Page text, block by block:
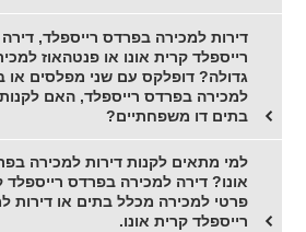
דירות למכירה בפרדס רייספלד,
רייספלד קרית אונו או פנטהאוז
גדולה? דופלקס עם שני מפלסים או
למכירה בפרדס רייספלד, האם לקנות
בתים דו משפחתיים?
למי מתאים לקנות דירות למכירה
אונו? דירה למכירה בפרדס רייספלד
פרטי למכירה מכלל בתים או דירות
רייספלד קרית אונו.